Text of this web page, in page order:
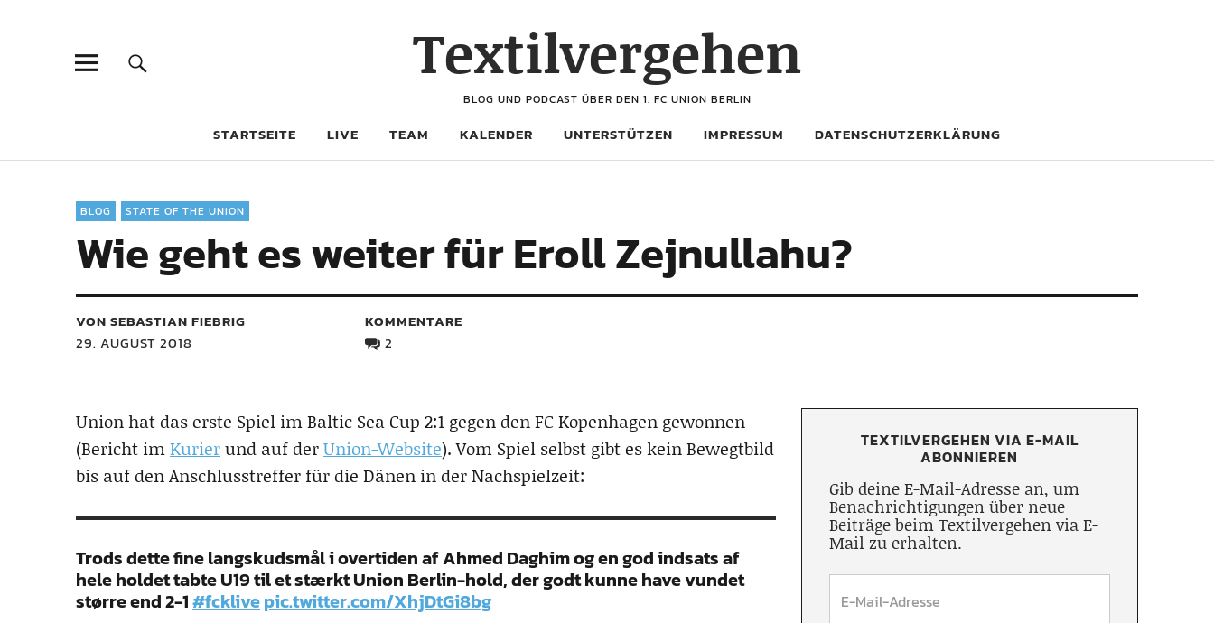
Textilvergehen
BLOG UND PODCAST ÜBER DEN 1. FC UNION BERLIN
STARTSEITE LIVE TEAM KALENDER UNTERSTÜTZEN IMPRESSUM DATENSCHUTZERKLÄRUNG
BLOG STATE OF THE UNION
Wie geht es weiter für Eroll Zejnullahu?
VON SEBASTIAN FIEBRIG
29. AUGUST 2018
KOMMENTARE
2
Union hat das erste Spiel im Baltic Sea Cup 2:1 gegen den FC Kopenhagen gewonnen
(Bericht imKurierund auf derUnion-Website). Vom Spiel selbst gibt es kein Bewegtbild
bis auf den Anschlusstreffer für die Dänen in der Nachspielzeit:
Trods dette fine langskudsmål i overtiden af Ahmed Daghim og en god indsats af
hele holdet tabte U19 til et stærkt Union Berlin-hold, der godt kunne have vundet
større end 2-1#fcklivepic.twitter.com/XhjDtGi8bg
TEXTILVERGEHEN VIA E-MAIL
ABONNIEREN
Gib deine E-Mail-Adresse an, um
Benachrichtigungen über neue
Beiträge beim Textilvergehen via E-
Mail zu erhalten.